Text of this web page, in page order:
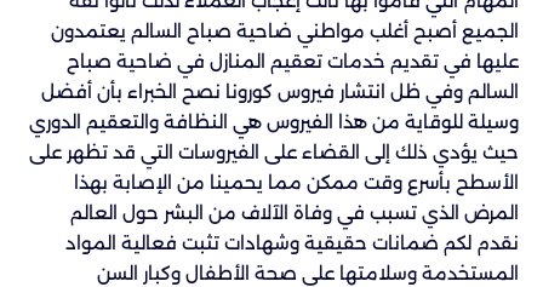
الجميع أصبح أغلب مواطني ضاحية صباح السالم يعتمدون
عليها في تقديم خدمات تعقيم المنازل في ضاحية صباح
السالم وفي ظل انتشار فيروس كورونا نصح الخبراء بأن أفضل
وسيلة للوقاية من هذا الفيروس هي النظافة والتعقيم الدوري
حيث يؤدي ذلك إلى القضاء على الفيروسات التي قد تظهر على
الأسطح بأسرع وقت ممكن مما يحمينا من الإصابة بهذا
المرض الذي تسبب في وفاة الآلاف من البشر حول العالم
نقدم لكم ضمانات حقيقية وشهادات تثبت فعالية المواد
المستخدمة وسلامتها على صحة الأطفال وكبار السن